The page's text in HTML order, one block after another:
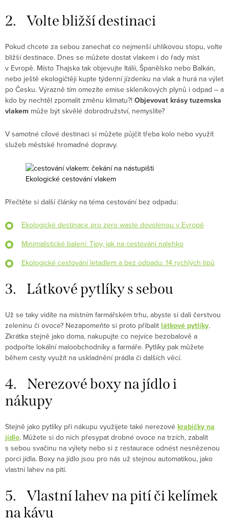
2. Volte bližší destinaci
Pokud chcete za sebou zanechat co nejmenší uhlíkovou stopu, volte
bližší destinace. Dnes se můžete dostat vlakem i do řady míst
v Evropě. Místo Thajska tak objevujte Itálii, Španělsko nebo Balkán,
nebo ještě ekologičtěji kupte týdenní jízdenku na vlak a hurá na výlet
po Česku. Výrazně tím omezíte emise skleníkových plynů i odpad – a
kdo by nechtěl zpomalit změnu klimatu?! Objevovat krásy tuzemska
vlakem může být skvělé dobrodružství, nemyslíte?
V samotné cílové destinaci si můžete půjčit třeba kolo nebo využít
služeb městské hromadné dopravy.
Ekologické cestování vlakem
Přečtěte si další články na téma cestování bez odpadu:
Ekologické destinace pro zero waste dovolenou v Evropě
Minimalistické balení: Tipy, jak na cestování nalehko
Ekologické cestování letadlem a bez odpadu: 14 rychlých tipů
3. Látkové pytlíky s sebou
Už se taky vidíte na místním farmářském trhu, abyste si dali čerstvou
zeleninu či ovoce? Nezapomeňte si proto přibalit látkové pytlíky.
Zkrátka stejně jako doma, nakupujte co nejvíce bezobalově a
podpořte lokální maloobchodníky a farmáře. Pytlíky pak můžete
během cesty využít na uskladnění prádla či dalších věcí.
4. Nerezové boxy na jídlo i
nákupy
Stejně jako pytlíky při nákupu využijete také nerezové krabičky na
jídlo. Můžete si do nich přesypat drobné ovoce na trzích, zabalit
s sebou svačinu na výlety nebo si z restaurace odnést nesnězenou
porci jídla. Boxy na jídlo jsou pro nás už stejnou automatikou, jako
vlastní lahev na pití.
5. Vlastní lahev na pití či kelímek
na kávu